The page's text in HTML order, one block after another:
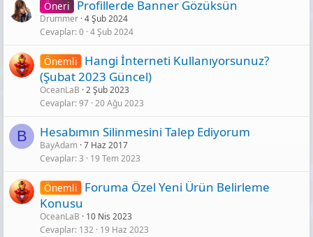
Öneri Profillerde Banner Gözüksün
Drummer 4 Şub 2024
Cevaplar 0 4 Şub 2024
Önemli
Hangi İnterneti Kullanıyorsunuz?
(Şubat 2023 Güncel)
OceanLaB 2 Şub 2023
Cevaplar 97 20 Ağu 2023
B Hesabımın Silinmesini Talep Ediyorum
BayAdam 7 Haz 2017
Cevaplar 3 19 Tem 2023
Önemli
Foruma Özel Yeni Ürün Belirleme
Konusu
OceanLaB
10 Nis 2023
Cevaplar 132 19 Haz 2023